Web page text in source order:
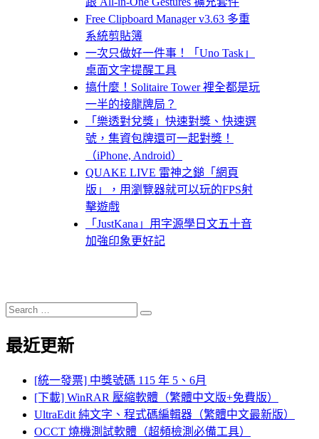
Free Clipboard Manager v3.63 多重
系統剪貼簿
一次只做好一件事！「Uno Task」
桌面文字提醒工具
搞什麼！Solitaire Tower 裡全都是玩
一半的接龍牌局？
「樂透對兌獎」快速對獎、快速選
號，集資包牌還可一起對獎！
（iPhone, Android）
QUAKE LIVE 雷神之鎚「網頁
版」，用瀏覽器就可以玩的FPS射
擊遊戲
「JustKana」用字源學日文五十音
加強印象更好記
Search
for:
Search
最近更新
[統一發票] 中獎號碼 115 年 5、6月
[下載] WinRAR 壓縮軟體（繁體中文版+免費版）
UltraEdit 純文字、程式碼編輯器（繁體中文最新版）
OCCT 燒機測試軟體（超頻檢測必備工具）